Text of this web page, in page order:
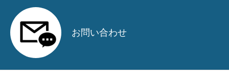
お知らせ アクセス
お問い合わせ